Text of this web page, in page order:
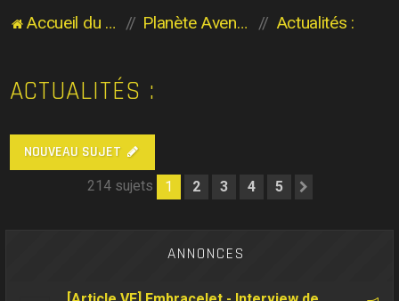
Accueil du forum Planète Aventure Actualités :
ACTUALITÉS :
NOUVEAU SUJET
214 sujets 1 2 3 4 5
ANNONCES